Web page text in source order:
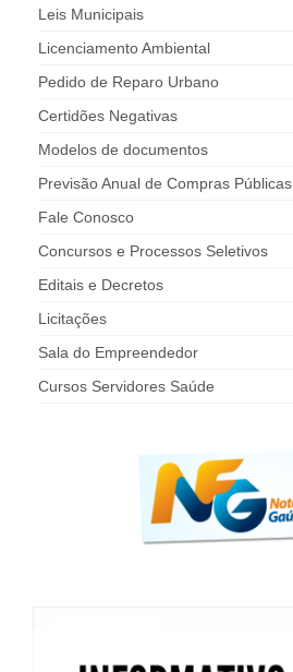
Leis Municipais
Licenciamento Ambiental
Pedido de Reparo Urbano
Certidões Negativas
Modelos de documentos
Previsão Anual de Compras Públicas
Fale Conosco
Concursos e Processos Seletivos
Editais e Decretos
Licitações
Sala do Empreendedor
Cursos Servidores Saúde